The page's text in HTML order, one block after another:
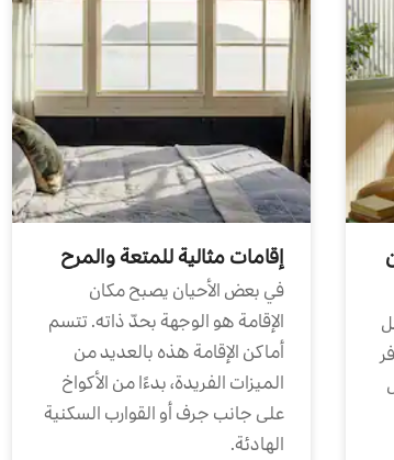
إقامات مثالية للمتعة والمرح
في بعض الأحيان يصبح مكان
الإقامة هو الوجهة بحدّ ذاته. تتسم
أماكن الإقامة هذه بالعديد من
الميزات الفريدة، بدءًا من الأكواخ
على جانب جرف أو القوارب السكنية
الهادئة.